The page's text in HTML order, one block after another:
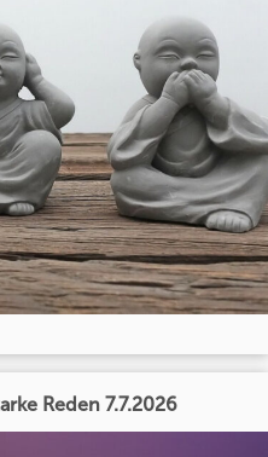
Reden 7.7.2026